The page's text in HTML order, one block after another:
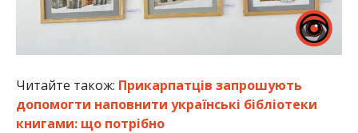
Читайте також: Прикарпатців запрошують
допомогти наповнити українські бібліотеки
книгами: що потрібно